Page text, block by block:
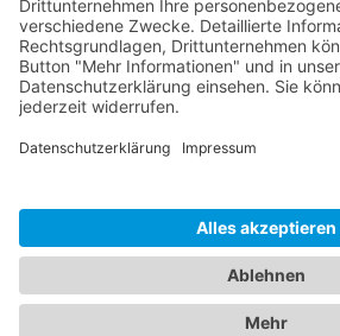
HOTLINE
ONEAV.EU
NEWSLETTER